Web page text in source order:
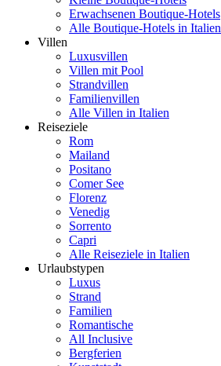
Erwachsenen Boutique-Hotels
Alle Boutique-Hotels in Italien
Villen
Luxusvillen
Villen mit Pool
Strandvillen
Familienvillen
Alle Villen in Italien
Reiseziele
Rom
Mailand
Positano
Comer See
Florenz
Venedig
Sorrento
Capri
Alle Reiseziele in Italien
Urlaubstypen
Luxus
Strand
Familien
Romantische
All Inclusive
Bergferien